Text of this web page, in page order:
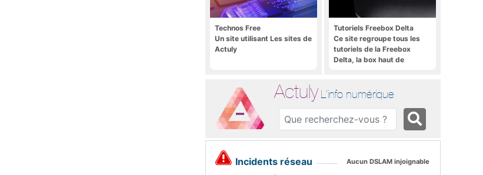
Technos Free
Un site utilisant Les sites de
Actuly
Tutoriels Freebox Delta
Ce site regroupe tous les
tutoriels de la Freebox
Delta, la box haut de
Actuly L'info numérique
Incidents réseau Aucun DSLAM injoignable